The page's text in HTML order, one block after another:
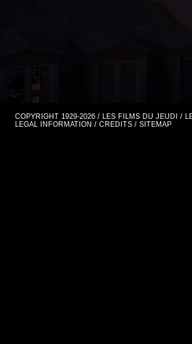
COPYRIGHT 1929-2026 / LES FILMS DU JEUDI /
LEGAL INFORMATION / CREDITS / SITEMAP